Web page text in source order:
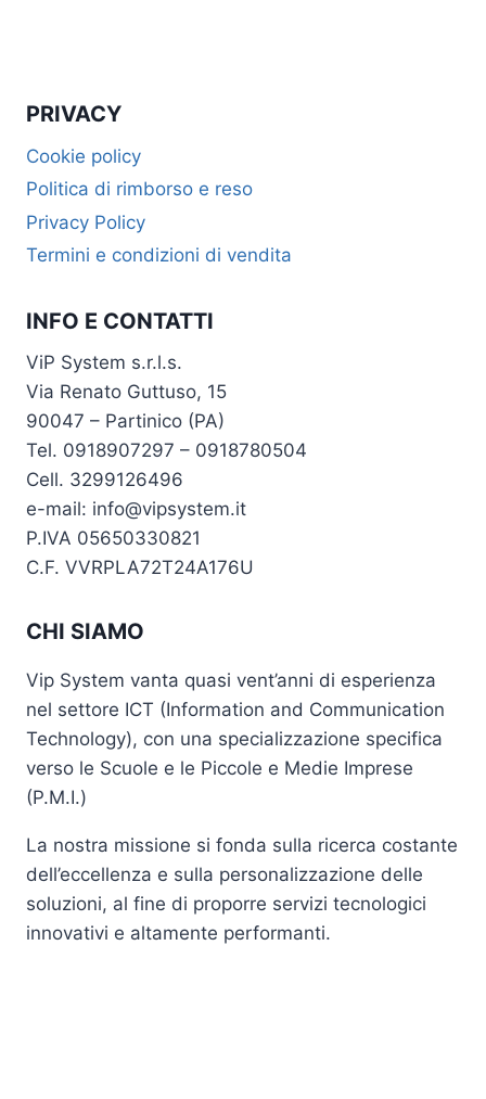
PRIVACY
Cookie policy
Politica di rimborso e reso
Privacy Policy
Termini e condizioni di vendita
INFO E CONTATTI
ViP System s.r.l.s.
Via Renato Guttuso, 15
90047 – Partinico (PA)
Tel. 0918907297 – 0918780504
Cell. 3299126496
e-mail: info@vipsystem.it
P.IVA 05650330821
C.F. VVRPLA72T24A176U
CHI SIAMO
Vip System vanta quasi vent’anni di esperienza
nel settore ICT (Information and Communication
Technology), con una specializzazione specifica
verso le Scuole e le Piccole e Medie Imprese
(P.M.I.)
La nostra missione si fonda sulla ricerca costante
dell’eccellenza e sulla personalizzazione delle
soluzioni, al fine di proporre servizi tecnologici
innovativi e altamente performanti.